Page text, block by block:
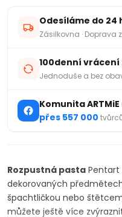
Odesíláme do 24
Zásilkovna · Doprava
100denní
Jednoduše a bez
Komunita
přes 557 000
Rozpustná pasta
dekorovaných
špachtličkou nebo
můžete ještě více